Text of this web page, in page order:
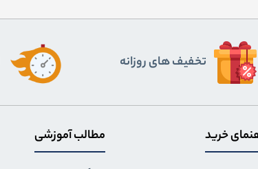
تخفیف های روزانه
خرید مطالب آموزشی